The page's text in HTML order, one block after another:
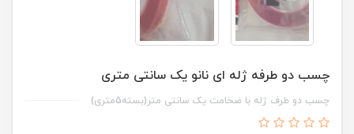
چسب دو طرفه ژله ای نانو یک سانتی متری
چسب دو طرف ژله با ضخامت یک سانتی متر(بسته5متری)